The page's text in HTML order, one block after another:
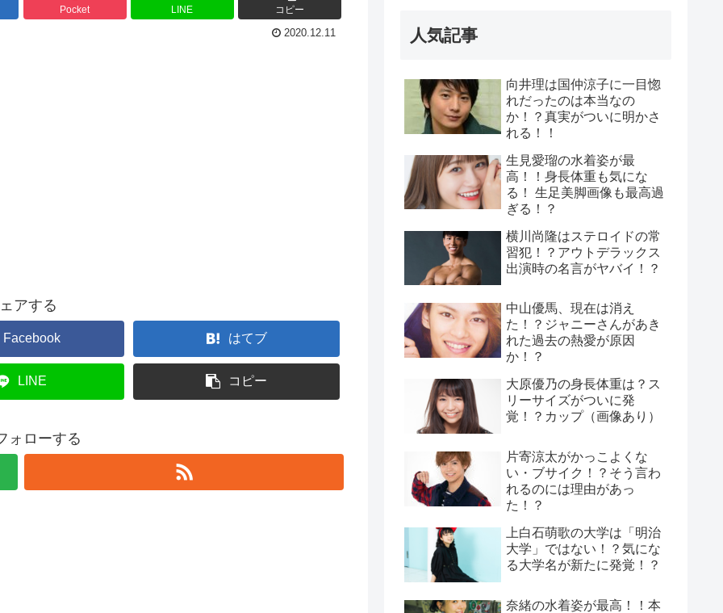
Pocket LINE コピー
2020.12.11
アする
Facebook はてブ
LINE コピー
ォローする
人気記事
向井理は国仲涼子に一目惚
れだったのは本当なの
か！？真実がついに明かさ
れる！！
生見愛瑠の水着姿が最
高！！身長体重も気にな
る！ 生足美脚画像も最高過
ぎる！？
横川尚隆はステロイドの常
習犯！？アウトデラックス
出演時の名言がヤバイ！？
中山優馬、現在は消え
た！？ジャニーさんがあき
れた過去の熱愛が原因
か！？
大原優乃の身長体重は？ス
リーサイズがついに発
覚！？カップ（画像あり）
片寄涼太がかっこよくな
い・ブサイク！？そう言わ
れるのには理由があっ
た！？
上白石萌歌の大学は「明治
大学」ではない！？気にな
る大学名が新たに発覚！？
奈緒の水着姿が最高！！本